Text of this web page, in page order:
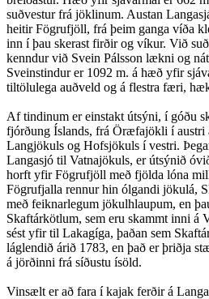
suðvestur frá jöklinum. Austan
heitir Fögrufjöll, frá þeim ganga víða
inn í þau skerast firðir og víkur. Við
kenndur við Svein Pálsson lækni og
Sveinstindur er 1092 m. á hæð yfir
tiltölulega auðveld og á flestra færi,
Af tindinum er einstakt útsýni, í góðu
fjórðung Íslands, frá Öræfajökli í austri
Langjökuls og Hofsjökuls í vestri.
Langasjó til Vatnajökuls, er útsýnið
horft yfir Fögrufjöll með fjölda lóna
Fögrufjalla rennur hin ólgandi jökulá,
með feiknarlegum jökulhlaupum, en
Skaftárkötlum, sem eru skammt inni á
sést yfir til Lakagíga, þaðan sem
láglendið árið 1783, en það er þriðja
á jörðinni frá síðustu ísöld.
Vinsælt er að fara í kajak ferðir á